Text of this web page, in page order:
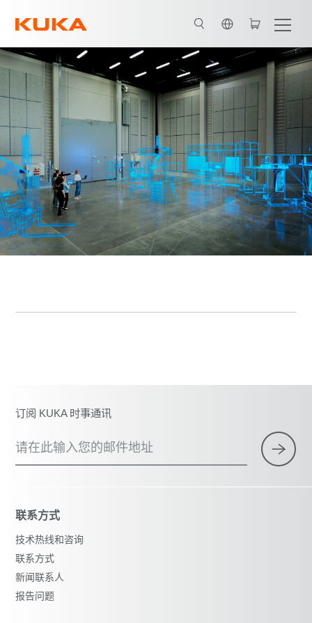
订阅 KUKA 时事通讯
请在此输入您的邮件地址
联系方式
技术热线和咨询
联系方式
新闻联系人
报告问题